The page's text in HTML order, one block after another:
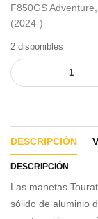
F850GS
(2024-)
2 disponibles
DESCRIPCIÓN
DESCRIPCIÓN
Las manetas
sólido de aluminio